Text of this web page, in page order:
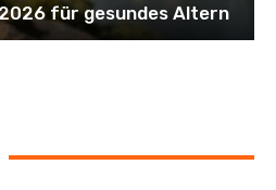
für gesundes Altern